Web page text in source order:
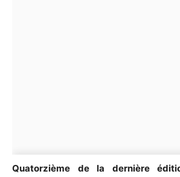
Quatorzième de la dernière